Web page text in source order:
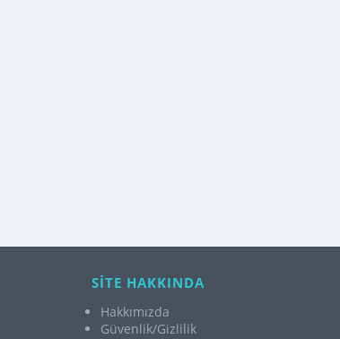
SİTE HAKKINDA
Hakkımızda
Güvenlik/Gizlilik